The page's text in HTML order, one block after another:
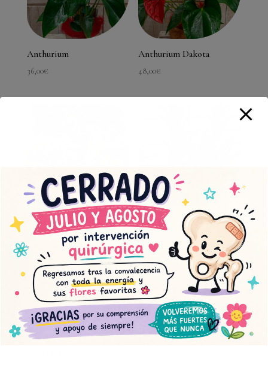
Anthurium
36,00€
Anthurium Dakota
48,00€
Bouquet de flor seca
40,00
Bromelia
38,00